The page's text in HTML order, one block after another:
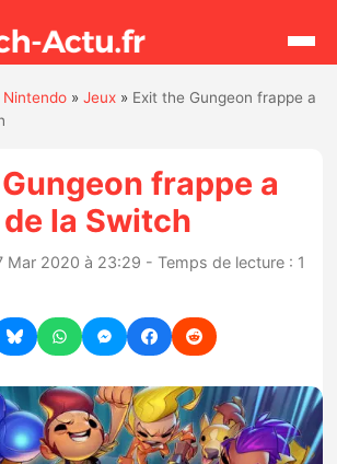
ventes
»Jeux » Exit the Gungeon frappe a
frappe a
la Switch
Mar 2020 à 23:29 - Temps de lecture : 1